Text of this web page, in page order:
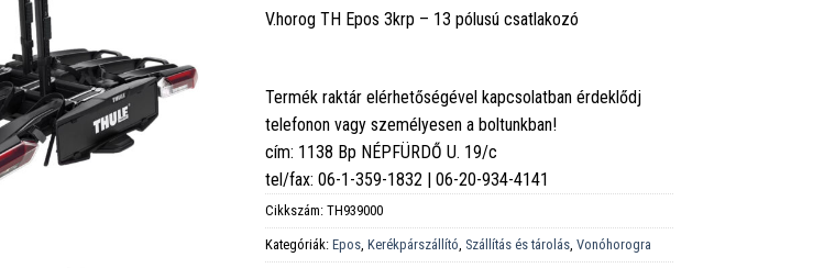
V.horog TH Epos 3krp – 13 pólusú csatlakozó
Termék raktár elérhetőségével kapcsolatban érdeklődj
telefonon vagy személyesen a boltunkban!
cím: 1138 Bp NÉPFÜRDŐ U. 19/c
tel/fax: 06-1-359-1832 | 06-20-934-4141
Cikkszám:TH939000
Kategóriák:Epos ,Kerékpárszállító Szállítás és tárolás ,Vonóhorogra